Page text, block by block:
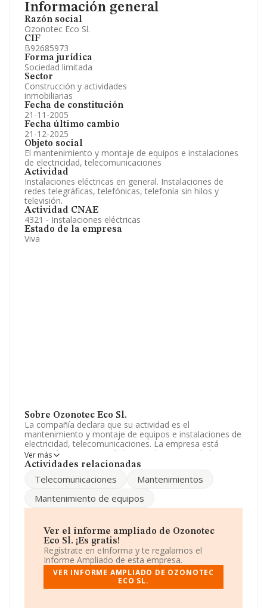
Información general
Razón social
Ozonotec Eco Sl.
CIF
B92685973
Forma jurídica
Sociedad limitada
Sector
Construcción y actividades
inmobiliarias
Fecha de constitución
21-11-2005
Fecha último cambio
21-12-2025
Objeto social
El mantenimiento y montaje de equipos e instalaciones
de electricidad, telecomunicaciones
Actividad
Instalaciones eléctricas en general. Instalaciones de
redes telegráficas, telefónicas, telefonía sin hilos y
televisión.
Actividad CNAE
4321 - Instalaciones eléctricas
Estado de la empresa
Viva
Sobre Ozonotec Eco Sl.
La compañía declara que su actividad es el
mantenimiento y montaje de equipos e instalaciones de
electricidad, telecomunicaciones. La empresa está
registrada como Sociedad Limitada. Su actividad CNAE
es 'Instalaciones eléctricas' con código 4321. La
los datos a disposición de INFORMA, ha tenido un
número de empleados por debajo de la media de
Acerca de la información en los distintos rankings: en
2024 la empresa ha ganado 673 puestos en el ranking
sectorial, pasando del 9.215 al 8.542. Se encuentran
mejor posicionadas las siguientes empresas del sector:
Sunfy Renovables S.LyHeysan S.L; por detras de ella
se encuentran compañías como:Asci Robotica S.L
posicionado mejor en el ranking nacional, ha subido
Ver más
Actividades relacionadas
Telecomunicaciones
Mantenimientos
Mantenimiento de equipos
Ver el informe ampliado de Ozonotec
Eco Sl. ¡Es gratis!
Regístrate en eInforma y te regalamos el
Informe Ampliado de esta empresa.
VER INFORME AMPLIADO DE OZONOTEC
ECO SL.